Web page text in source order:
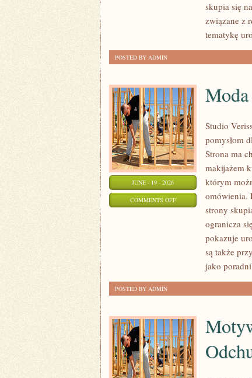
skupia się
związane z
tematykę
POSTED BY ADMIN
JUNE - 19 - 2026
COMMENTS OFFON
Studio
pomysłom
Strona ma
makijażem
którym
omówienia.
strony
ogranicza
pokazuje
są także
jako
POSTED BY ADMIN